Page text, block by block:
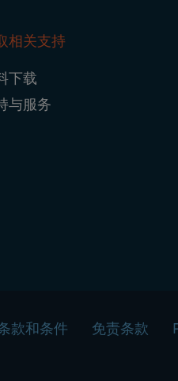
相关支持
下载
与服务
款和条件 免责条款